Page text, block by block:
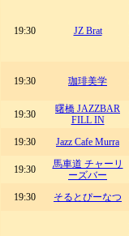
19:30 JZ Brat
19:30 珈琲美学
19:30
曙橋 JAZZBAR
FILL IN
19:30
Jazz Cafe Murra
19:30
馬車道 チャーリ
ーズバー
19:30
そるとぴーなつ